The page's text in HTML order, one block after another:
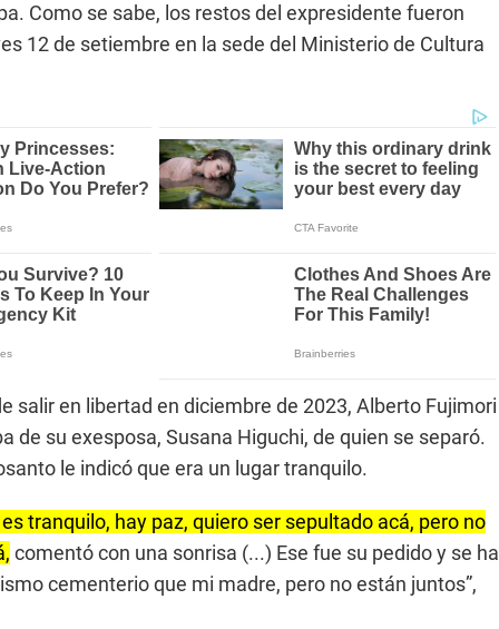
Como se sabe, los restos del expresidente fueron
12 de setiembre en la sede del Ministerio de Cultura
salir en libertad en diciembre de 2023, Alberto Fujimori
de su exesposa, Susana Higuchi, de quien se separó.
le indicó que era un lugar tranquilo.
tranquilo, hay paz, quiero ser sepultado acá, pero no
comentó con una sonrisa (...) Ese fue su pedido y se ha
cementerio que mi madre, pero no están juntos”,